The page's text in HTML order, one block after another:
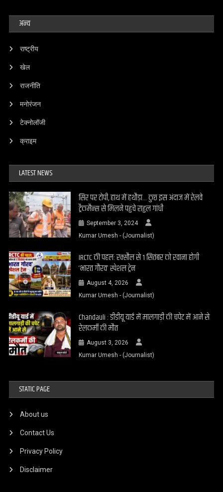
अन्य
राष्ट्रीय
खेल
राजनीति
मनोरंजन
टेक्नोलॉजी
क्राइम
LATEST NEWS
सिर पर टोपी, हाथ में हथौड़ा… कुछ इस अंदाज में रेलवे
ट्रैकमैन्स से मिलने पहुंचे राहुल गांधी
September 3, 2024
Kumar Umesh - (Journalist)
IRCTC की पहल: रक्सौल से 1 सितंबर को रवाना होगी
‘भारत गौरव’ स्पेशल ट्रेन
August 4, 2026
Kumar Umesh - (Journalist)
Chandauli : डीडीयू यार्ड में मालगाड़ी की चपेट में आने से
रेलकर्मी की मौत
August 3, 2026
Kumar Umesh - (Journalist)
STATIC PAGE
About us
Contact Us
Privacy Policy
Disclaimer